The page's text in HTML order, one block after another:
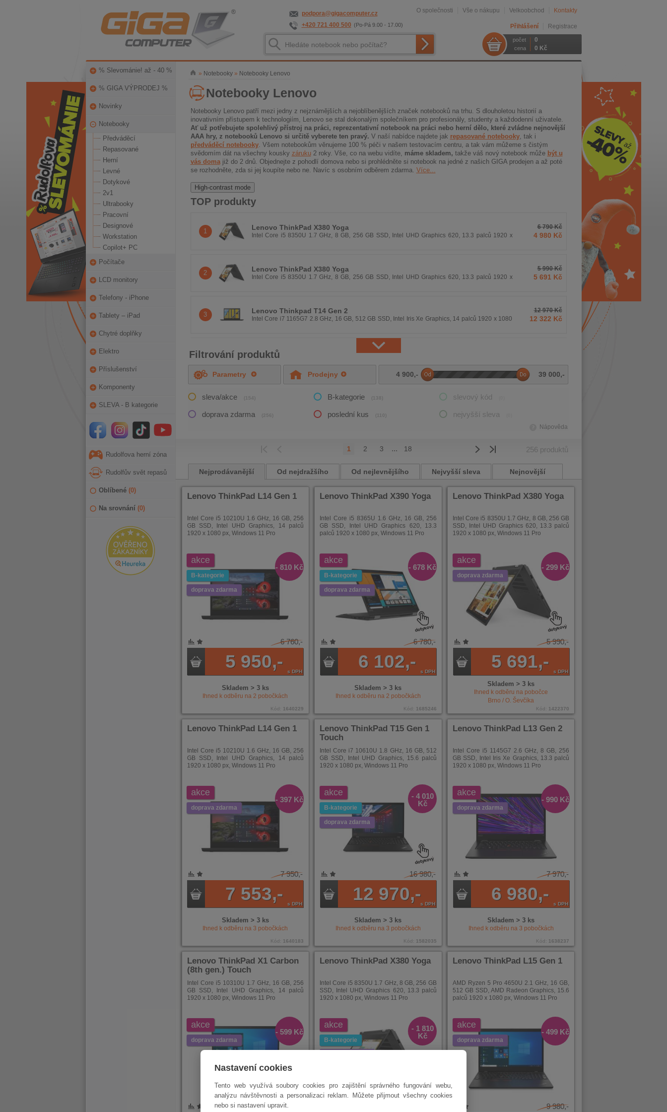
Nastavení cookies
Tento web využívá soubory cookies pro zajištění správného fungování webu,
analýzu návštěvnosti a personalizaci reklam. Můžete přijmout všechny cookies
nebo si nastavení upravit.
podpora@gigacomputer.cz
+420 721 400 500 (Po-Pá 9.00 - 17.00)
O společnosti Vše o nákupu Velkoobchod Kontakty
Přihlášení Registrace
počet 0
cena 0 Kč
% Slevománie! až - 40 %
% GIGA VÝPRODEJ %
Novinky
Notebooky
Předváděcí
Repasované
Herní
Levné
Dotykové
2v1
Ultrabooky
Pracovní
Designové
Workstation
Copilot+ PC
Počítače
LCD monitory
Telefony - iPhone
Tablety – iPad
Chytré doplňky
Elektro
Příslušenství
Komponenty
SLEVA - B kategorie
Rudolfova herní zóna
Rudolfův svět repasů
Oblíbené (0)
Na srovnání (0)
» Notebooky» Notebooky Lenovo
Notebooky Lenovo
Notebooky Lenovo patří mezi jedny z nejznámějších a nejoblíbenějších značek notebooků na trhu. S dlouholetou historií a
inovativním přístupem k technologiím, Lenovo se stal dokonalým společníkem pro profesionály, studenty a každodenní uživatele.
Ať už potřebujete spolehlivý přístroj na práci, reprezentativní notebook na práci nebo herní dělo, které zvládne nejnovější
AAA hry, z notebooků Lenovo si určitě vyberete ten pravý. V naší nabídce najdete jak repasované notebooky, tak i
předváděcí notebooky. Všem notebookům věnujeme 100 % péči v našem testovacím centru, a tak vám můžeme s čistým
svědomím dát na všechny kousky záruku2 roky. Vše, co na webu vidíte, máme skladem, takže váš nový notebook může být u
vás domajiž do 2 dnů. Objednejte z pohodlí domova nebo si prohlédněte si notebook na jedné z našich GIGA prodejen a až poté
se rozhodněte, zda si jej koupíte nebo ne. Navíc s osobním odběrem zdarma. Více...
High-contrast mode
TOP produkty
1 Lenovo ThinkPad X380 Yoga
Intel Core i5 8350U 1.7 GHz, 8 GB, 256 GB SSD, Intel UHD Graphics 620, 13.3 palců 1920 x
6 790 Kč
4 980 Kč
2 Lenovo ThinkPad X380 Yoga
Intel Core i5 8350U 1.7 GHz, 8 GB, 256 GB SSD, Intel UHD Graphics 620, 13.3 palců 1920 x
5 990 Kč
5 691 Kč
3 Lenovo Thinkpad T14 Gen 2
Intel Core i7 1165G7 2.8 GHz, 16 GB, 512 GB SSD, Intel Iris Xe Graphics, 14 palců 1920 x 1080
12 970 Kč
12 322 Kč
Filtrování produktů
Parametry Prodejny 4 900,- 39 000,-
sleva/akce B-kategorie slevový kód
doprava zdarma poslední kus nejvyšší sleva
Nápověda
Nejprodávanější Od nejdražšího Od nejlevnějšího Nejvyšší sleva Nejnovější
1 2 3 ... 18 256 produktů
Lenovo ThinkPad L14 Gen 1
Intel Core i5 10210U 1.6 GHz, 16 GB, 256
GB SSD, Intel UHD Graphics, 14 palců
1920 x 1080 px, Windows 11 Pro
akce
B-kategorie
doprava zdarma
- 810 Kč
6 760,-
5 950,- s DPH
Skladem > 3 ks
Ihned k odběru na2 pobočkách
Kód: 1640229
Lenovo ThinkPad X390 Yoga
Intel Core i5 8365U 1.6 GHz, 16 GB, 256
GB SSD, Intel UHD Graphics 620, 13.3
palců 1920 x 1080 px, Windows 11 Pro
akce
B-kategorie
doprava zdarma
- 678 Kč
6 780,-
6 102,- s DPH
Skladem > 3 ks
Ihned k odběru na 2 pobočkách
Kód: 1685246
Lenovo ThinkPad X380 Yoga
Intel Core i5 8350U 1.7 GHz, 8 GB, 256 GB
SSD, Intel UHD Graphics 620, 13.3 palců
1920 x 1080 px, Windows 11 Pro
akce
doprava zdarma
- 299 Kč
POROVNÁNÍ
OBLÍBENÉ 5 990,-
5 691,- s DPH
Skladem > 3 ks
Ihned k odběru na pobočce
Brno / O. Ševčíka
Kód: 1422370
Lenovo ThinkPad L14 Gen 1
Intel Core i5 10210U 1.6 GHz, 16 GB, 256
GB SSD, Intel UHD Graphics, 14 palců
1920 x 1080 px, Windows 11 Pro
akce
doprava zdarma
- 397 Kč
7 950,-
7 553,- s DPH
Skladem > 3 ks
Ihned k odběru na3 pobočkách
Kód: 1640183
Lenovo ThinkPad T15 Gen 1
Touch
Intel Core i7 10610U 1.8 GHz, 16 GB, 512
GB SSD, Intel UHD Graphics, 15.6 palců
1920 x 1080 px, Windows 11 Pro
akce
B-kategorie
doprava zdarma
- 4 010
Kč
16 980,-
12 970,-s DPH
Skladem > 3 ks
Ihned k odběru na 3 pobočkách
Kód: 1582035
Lenovo ThinkPad L13 Gen 2
Intel Core i5 1145G7 2.6 GHz, 8 GB, 256
GB SSD, Intel Iris Xe Graphics, 13.3 palců
1920 x 1080 px, Windows 11 Pro
akce
doprava zdarma
- 990 Kč
POROVNÁNÍ
OBLÍBENÉ 7 970,-
6 980,- s DPH
Skladem > 3 ks
Ihned k odběru na 3 pobočkách
Kód: 1638237
Lenovo ThinkPad X1 Carbon
(8th gen.) Touch
Intel Core i5 10310U 1.7 GHz, 16 GB, 256
GB SSD, Intel UHD Graphics, 14 palců
1920 x 1080 px, Windows 11 Pro
akce
doprava zdarma
- 599 Kč
11 990,-
Lenovo ThinkPad X380 Yoga
Intel Core i5 8350U 1.7 GHz, 8 GB, 256 GB
SSD, Intel UHD Graphics 620, 13.3 palců
1920 x 1080 px, Windows 11 Pro
akce
B-kategorie
- 1 810
Kč
Lenovo ThinkPad L15 Gen 1
AMD Ryzen 5 Pro 4650U 2.1 GHz, 16 GB,
512 GB SSD, AMD Radeon Graphics, 15.6
palců 1920 x 1080 px, Windows 11 Pro
akce
doprava zdarma
- 499 Kč
POROVNÁNÍ
OBLÍBENÉ 9 980,-